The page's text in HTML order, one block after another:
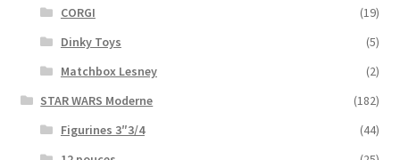
CORGI
(19)
Dinky Toys
(5)
Matchbox Lesney
(2)
STAR WARS Moderne
(182)
Figurines 3″3/4
(44)